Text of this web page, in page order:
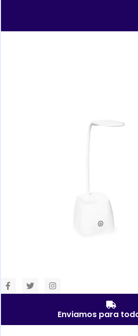
Enviamos para